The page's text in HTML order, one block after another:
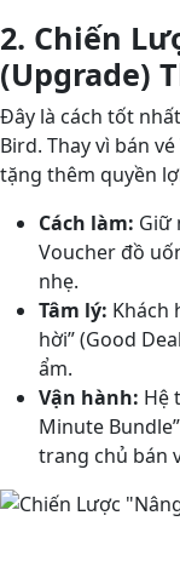
2. Chiến
(Upgrade)
Đây là cách tốt
Bird. Thay vì bán
tặng thêm quyền
Cách làm: Giữ
Voucher đồ
nhẹ.
Tâm lý: Khách
hời” (Good
ẩm.
Vận hành: Hệ
Minute
trang chủ bán